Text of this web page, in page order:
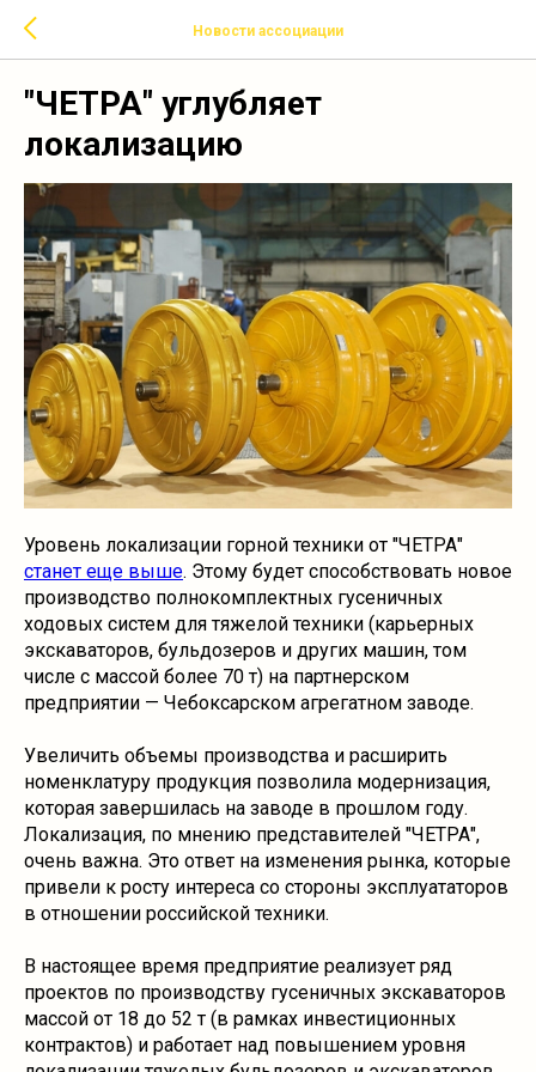
Новости ассоциации
"ЧЕТРА" углубляет
локализацию
Уровень локализации горной техники от "ЧЕТРА"
станет еще выше. Этому будет способствовать новое
производство полнокомплектных гусеничных
ходовых систем для тяжелой техники (карьерных
экскаваторов, бульдозеров и других машин, том
числе с массой более 70 т) на партнерском
предприятии — Чебоксарском агрегатном заводе.
Увеличить объемы производства и расширить
номенклатуру продукция позволила модернизация,
которая завершилась на заводе в прошлом году.
Локализация, по мнению представителей "ЧЕТРА",
очень важна. Это ответ на изменения рынка, которые
привели к росту интереса со стороны эксплуататоров
в отношении российской техники.
В настоящее время предприятие реализует ряд
проектов по производству гусеничных экскаваторов
массой от 18 до 52 т (в рамках инвестиционных
контрактов) и работает над повышением уровня